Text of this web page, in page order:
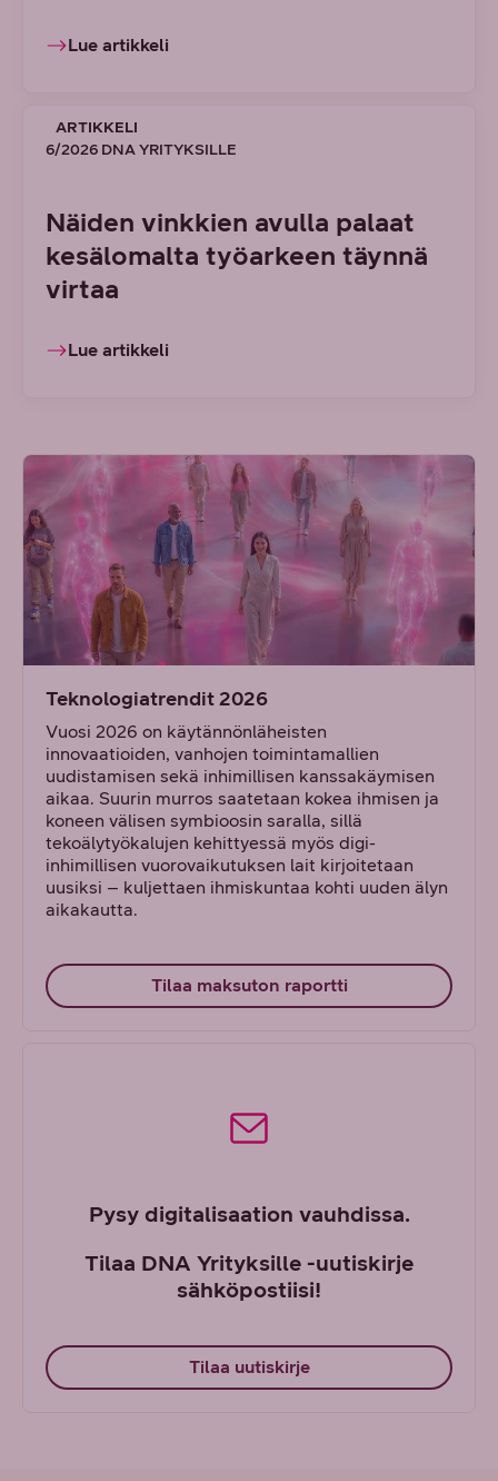
Lue artikkeli
ARTIKKELI
6/2026 DNA YRITYKSILLE
Näiden vinkkien avulla palaat
kesälomalta työarkeen täynnä
virtaa
Lue artikkeli
Teknologiatrendit 2026
Vuosi 2026 on käytännönläheisten
innovaatioiden, vanhojen toimintamallien
uudistamisen sekä inhimillisen kanssakäymisen
aikaa. Suurin murros saatetaan kokea ihmisen ja
koneen välisen symbioosin saralla, sillä
tekoälytyökalujen kehittyessä myös digi-
inhimillisen vuorovaikutuksen lait kirjoitetaan
uusiksi – kuljettaen ihmiskuntaa kohti uuden älyn
aikakautta.
Tilaa maksuton raportti
Pysy digitalisaation vauhdissa.
Tilaa DNA Yrityksille -uutiskirje
sähköpostiisi!
Tilaa uutiskirje